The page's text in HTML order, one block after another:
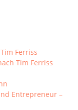
Ferriss
Tim Ferriss
Entrepreneur –